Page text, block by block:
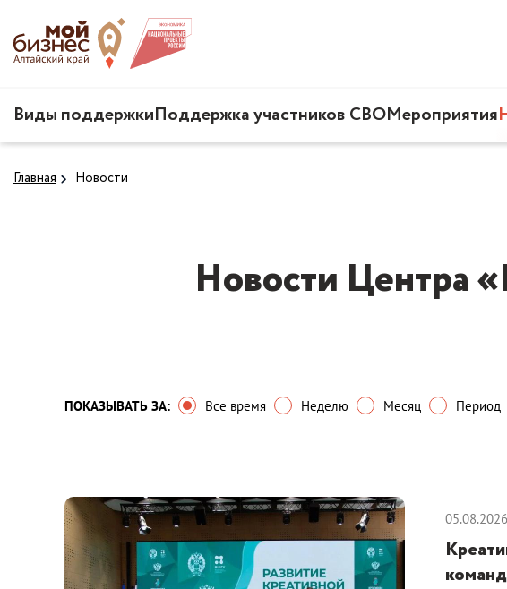
Виды поддержкиПоддержка участников СВОМероприятия
Главная Новости
Новости Центра
ПОКАЗЫВАТЬ ЗА: Все время Неделю Месяц Период
05.08.2026